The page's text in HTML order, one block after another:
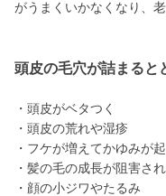
がうまくいかなくなり、
頭皮の毛穴が詰まると
・頭皮がベタつく
・頭皮の荒れや湿疹
・フケが増えてかゆみが
・髪の毛の成長が阻害さ
・顔の小ジワやたるみ